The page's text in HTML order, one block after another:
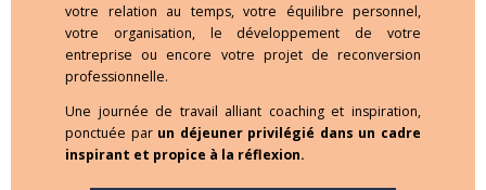
votre relation au temps, votre équilibre personnel,
votre organisation, le développement de votre
entreprise ou encore votre projet de reconversion
professionnelle.
Une journée de travail alliant coaching et inspiration,
ponctuée par un déjeuner privilégié dans un cadre
inspirant et propice à la réflexion.